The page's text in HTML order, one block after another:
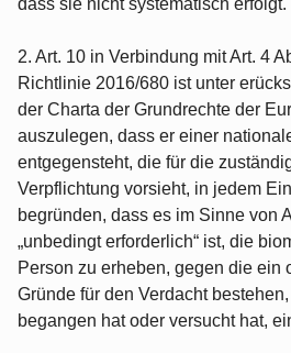
dass sie nicht systematisch erfolgt.
2. Art. 10 in Verbindung mit Art. 4
Richtlinie 2016/680 ist unter
der Charta der Grundrechte der
auszulegen, dass er einer
entgegensteht, die für die
Verpflichtung vorsieht, in jedem
begründen, dass es im Sinne von
„unbedingt erforderlich“ ist, die
Person zu erheben, gegen die ein
Gründe für den Verdacht
begangen hat oder versucht hat,